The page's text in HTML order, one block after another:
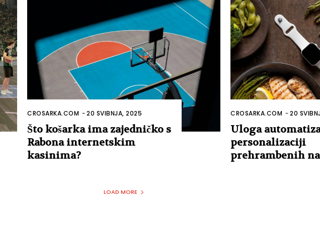
CROSARKA.COM -20 SVIBNJA, 2025
Što košarka ima zajedničko s
Rabona internetskim
kasinima?
CROSARKA.COM -20
Uloga
personalizaciji
prehrambenih
LOAD MORE